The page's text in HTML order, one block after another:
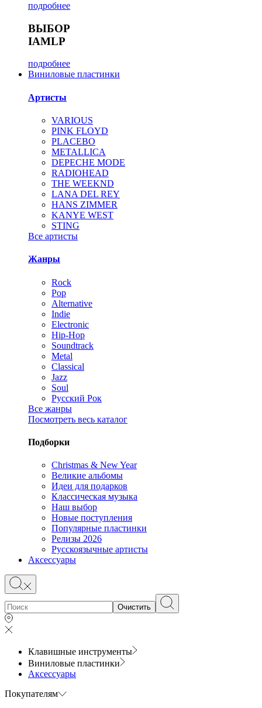
подробнее
ВЫБОР
IAMLP
подробнее
Виниловые пластинки
Артисты
VARIOUS
PINK FLOYD
PLACEBO
METALLICA
DEPECHE MODE
RADIOHEAD
THE WEEKND
LANA DEL REY
HANS ZIMMER
KANYE WEST
STING
Все артисты
Жанры
Rock
Pop
Alternative
Indie
Electronic
Hip-Hop
Soundtrack
Metal
Classical
Jazz
Soul
Русский Рок
Все жанры
Посмотреть весь каталог
Подборки
Christmas & New Year
Великие альбомы
Идеи для подарков
Классическая музыка
Наш выбор
Новые поступления
Популярные пластинки
Релизы 2026
Русскоязычные артисты
Аксессуары
Очистить
Клавишные инструменты
Виниловые пластинки
Аксессуары
Покупателям